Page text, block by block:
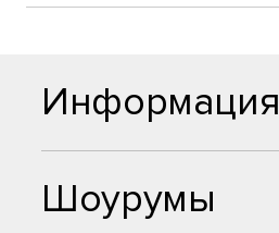
Шоурумы
Информация